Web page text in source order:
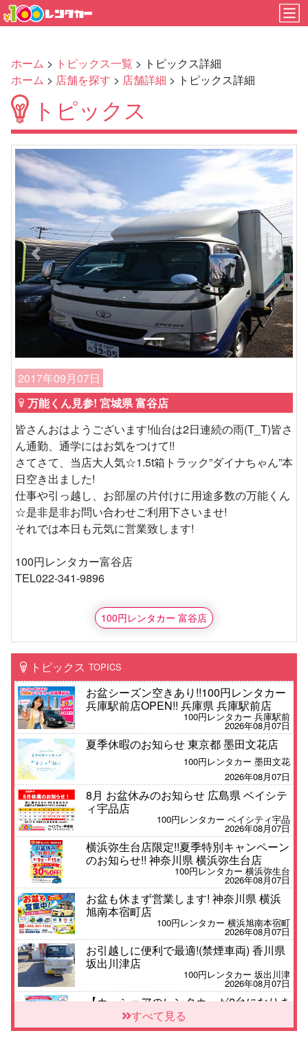
ホーム > トピックス一覧 > トピックス詳細
ホーム > 店舗を探す > 店舗詳細 > トピックス詳細
トピックス
Previous Next
2017年09月07日
万能くん見参! 宮城県 富谷店
皆さんおはようございます!仙台は2日連続の雨(T_T)皆さ
ん通勤、通学にはお気をつけて!!
さてさて、当店大人気☆1.5t箱トラック”ダイナちゃん”本
日空き出ました!
仕事や引っ越し、お部屋の片付けに用途多数の万能くん
☆是非是非お問い合わせご利用下さいませ!
それでは本日も元気に営業致します!
100円レンタカー富谷店
TEL022-341-9896
100円レンタカー 富谷店
トピックス TOPICS
お盆シーズン空きあり!!100円レンタカー
兵庫駅前店OPEN!! 兵庫県 兵庫駅前店
100円レンタカー 兵庫駅前
2026年08月07日
夏季休暇のお知らせ 東京都 墨田文花店
100円レンタカー 墨田文花
2026年08月07日
8月 お盆休みのお知らせ 広島県 ベイシテ
ィ宇品店
100円レンタカー ベイシティ宇品
2026年08月07日
横浜弥生台店限定!!夏季特別キャンペーン
のお知らせ!! 神奈川県 横浜弥生台店
100円レンタカー 横浜弥生台
2026年08月07日
お盆も休まず営業します! 神奈川県 横浜
旭南本宿町店
100円レンタカー 横浜旭南本宿町
2026年08月07日
お引越しに便利で最適!(禁煙車両) 香川県
坂出川津店
100円レンタカー 坂出川津
2026年08月07日
【カーシェアのレンタカーが2台になりま
した!】 岐阜県 各務原那加店
100円レンタカー 各務原那加
2026年08月06日
すべて見る